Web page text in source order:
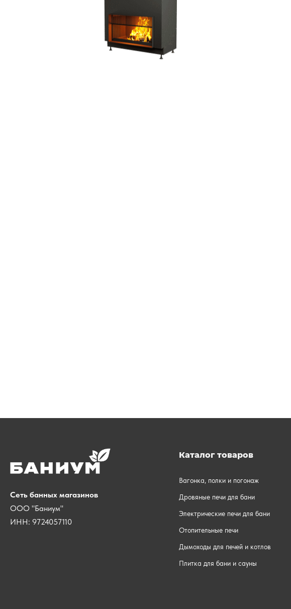
Сеть банных магазинов
ООО "Баниум"
ИНН: 9724057110
Каталог товаров
Вагонка, полки и погонаж
Дровяные печи для бани
Электрические печи для бани
Отопительные печи
Дымоходы для печей и котлов
Плитка для бани и сауны